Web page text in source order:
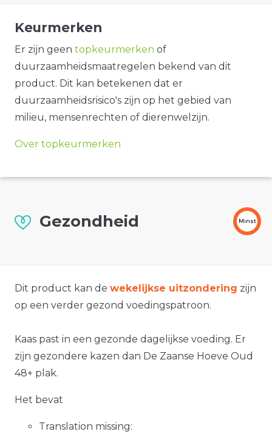
Keurmerken
Er zijn geen topkeurmerken of
duurzaamheidsmaatregelen bekend van dit
product. Dit kan betekenen dat er
duurzaamheidsrisico's zijn op het gebied van
milieu, mensenrechten of dierenwelzijn.
Over topkeurmerken
Gezondheid Minst
Dit product kan de wekelijkse uitzondering zijn
op een verder gezond voedingspatroon.
Kaas past in een gezonde dagelijkse voeding. Er
zijn gezondere kazen dan De Zaanse Hoeve Oud
48+ plak.
Het bevat
Translation missing: